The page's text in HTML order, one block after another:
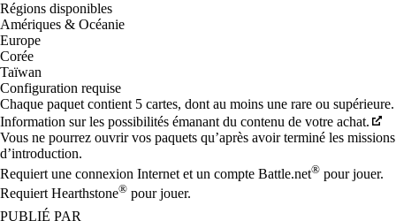
Régions disponibles
Amériques & Océanie
Europe
Corée
Taïwan
Configuration requise
Chaque paquet contient 5 cartes, dont au moins une rare ou supérieure.
Information sur les possibilités émanant du contenu de votre achat.
Vous ne pourrez ouvrir vos paquets qu’après avoir terminé les missions
d’introduction.
Requiert une connexion Internet et un compte Battle.net® pour jouer.
Requiert Hearthstone® pour jouer.
PUBLIÉ PAR